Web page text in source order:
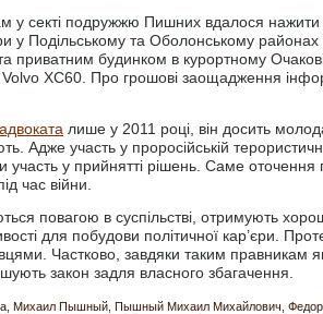
у секті подружжю Пишних вдалося нажити
у Подільському та Оболонському районах
приватним будинком в курортному Очакові
XC60. Про грошові заощадження
лише у 2011 році, він досить
Адже участь у проросійській
участь у прийнятті рішень. Саме
час війни.
повагою в суспільстві, отримують
для побудови політичної кар’єри.
Частково, завдяки таким правникам
закон задля власного збагачення.
Михаил Пышный Пышный Михаил Михайлович